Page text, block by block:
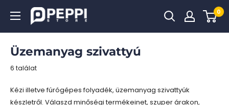
Peppi.hu 0
Üzemanyag szivattyú
6 találat
Kézi illetve fúrógépes folyadék, üzemanyag szivattyúk
készletről. Válaszd minőségi termékeinet, szuper árakon,